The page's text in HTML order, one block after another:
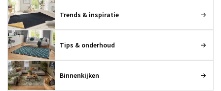
Trends & inspiratie
Tips & onderhoud
Binnenkijken